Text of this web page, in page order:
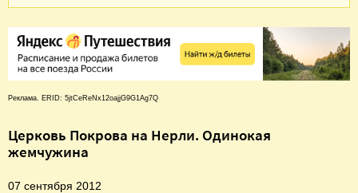
Реклама. ERID: 5jtCeReNx12oajjG9G1Ag7Q
Церковь Покрова на Нерли. Одинокая
жемчужина
07 сентября 2012